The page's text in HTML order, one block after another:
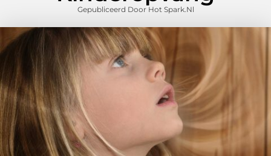
Gepubliceerd Door Hot Spark.nl